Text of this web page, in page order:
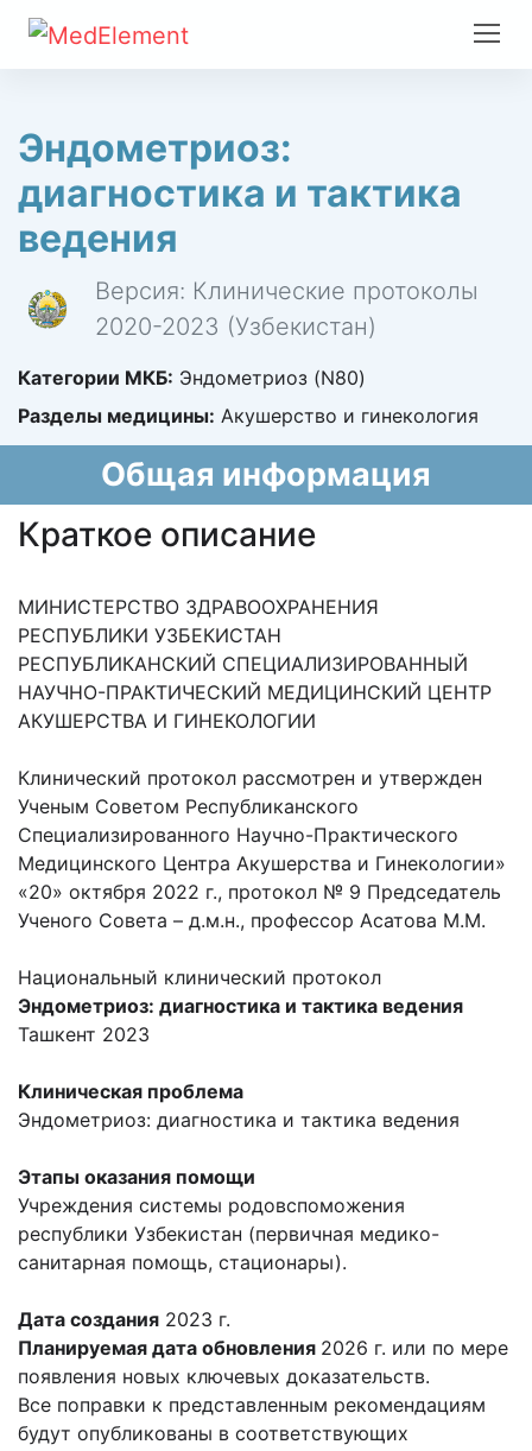
Эндометриоз:
диагностика и тактика
ведения
Версия: Клинические протоколы
2020-2023 (Узбекистан)
Категории МКБ: Эндометриоз (N80)
Разделы медицины: Акушерство и гинекология
Общая информация
Краткое описание
МИНИСТЕРСТВО ЗДРАВООХРАНЕНИЯ
РЕСПУБЛИКИ УЗБЕКИСТАН
РЕСПУБЛИКАНСКИЙ СПЕЦИАЛИЗИРОВАННЫЙ
НАУЧНО-ПРАКТИЧЕСКИЙ МЕДИЦИНСКИЙ ЦЕНТР
АКУШЕРСТВА И ГИНЕКОЛОГИИ
Клинический протокол рассмотрен и утвержден
Ученым Советом Республиканского
Специализированного Научно-Практического
Медицинского Центра Акушерства и Гинекологии»
«20» октября 2022 г., протокол № 9 Председатель
Ученого Совета – д.м.н., профессор Асатова М.М.
Национальный клинический протокол
Эндометриоз: диагностика и тактика ведения
Ташкент 2023
Клиническая проблема
Эндометриоз: диагностика и тактика ведения
Этапы оказания помощи
Учреждения системы родовспоможения
республики Узбекистан (первичная медико-
санитарная помощь, стационары).
Дата создания 2023 г.
Планируемая дата обновления 2026 г. или по мере
появления новых ключевых доказательств.
Все поправки к представленным рекомендациям
будут опубликованы в соответствующих